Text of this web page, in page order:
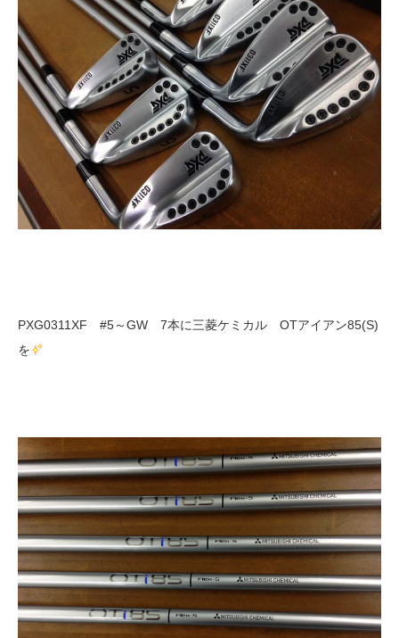
PXG0311XF #5～GW 7本に三菱ケミカル OTアイアン85(S)
を